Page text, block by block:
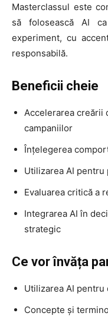
Masterclassul este
să folosească AI
experiment, cu
responsabilă.
Beneficii cheie
Accelerarea creării
campaniilor
Înțelegerea
Utilizarea AI
Evaluarea critică a
Integrarea AI în
strategic
Ce vor învăța
Utilizarea AI
Concepte și